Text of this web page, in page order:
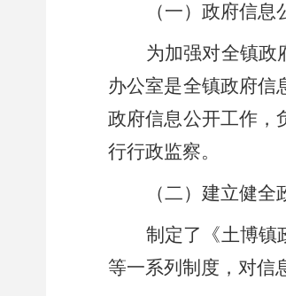
（一）政府信
为加强对全镇政
办公室是全镇政府信
政府信息公开工作，
行行政监察。
（二）建立健
制定了《土博镇
等一系列制度，对信